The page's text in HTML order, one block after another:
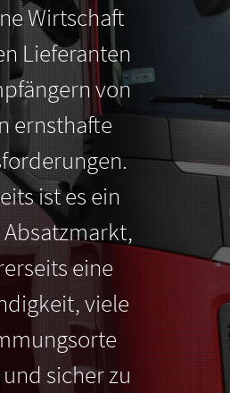
Wirtschaft
Lieferanten
von
ernsthafte
ist es ein
eine
viele
sicher zu